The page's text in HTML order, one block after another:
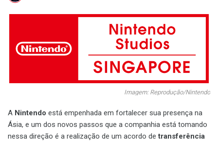
Imagem: Reprodução/Nintendo
A Nintendo está empenhada em fortalecer sua presença na
Ásia, e um dos novos passos que a companhia está tomando
nessa direção é a realização de um acordo detransferência